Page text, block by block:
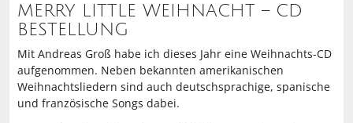
MERRY LITTLE WEIHNACHT – CD
BESTELLUNG
Mit Andreas Groß habe ich dieses Jahr eine Weihnachts-CD
aufgenommen. Neben bekannten amerikanischen
Weihnachtsliedern sind auch deutschsprachige, spanische
und französische Songs dabei.